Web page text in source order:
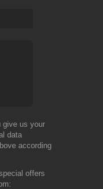
give us your
data
according
offers